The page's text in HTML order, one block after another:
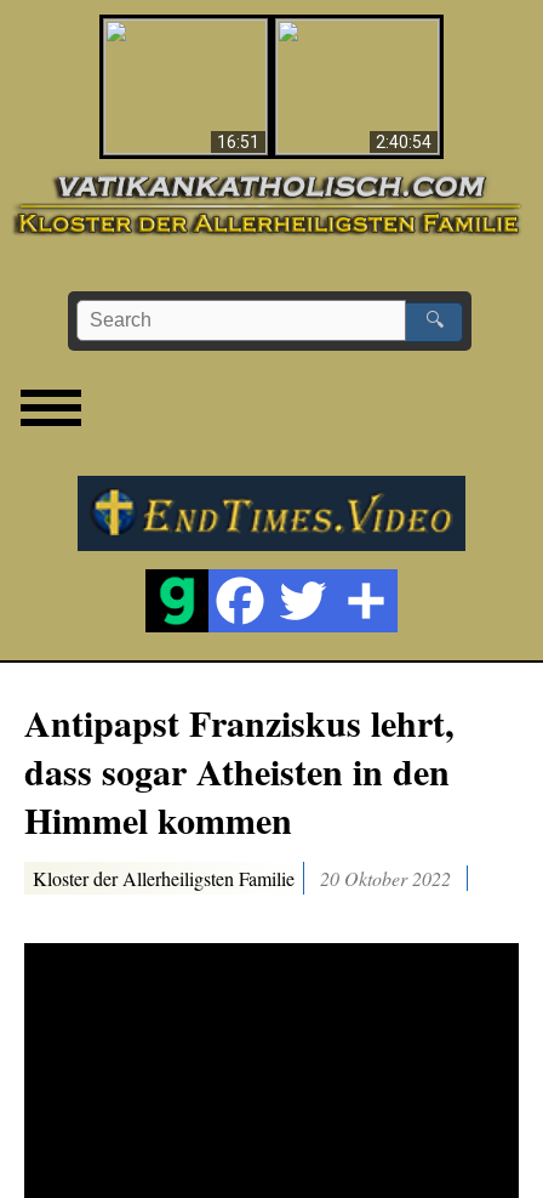
16:51
2:40:54
🔍
Antipapst Franziskus lehrt,
dass sogar Atheisten in den
Himmel kommen
Kloster der Allerheiligsten Familie 20 Oktober 2022